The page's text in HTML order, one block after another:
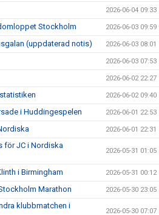
2026-06-04 09:33
Stockholm 2026-06-03 09:59
(uppdaterad notis) 2026-06-03 08:01
2026-06-03 07:53
2026-06-02 22:27
2026-06-02 09:40
i Huddingespelen 2026-06-01 22:53
2026-06-01 22:31
för JC i Nordiska
2026-05-31 01:05
i Birmingham 2026-05-31 00:12
Marathon 2026-05-30 23:05
klubbmatchen i
2026-05-30 07:07